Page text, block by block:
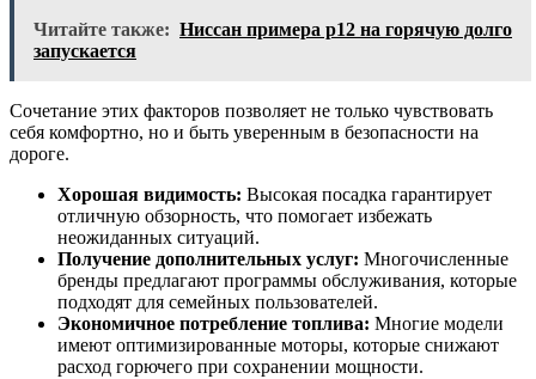
Читайте также: Ниссан примера р12 на горячую долго
запускается
Сочетание этих факторов позволяет не только чувствовать
себя комфортно, но и быть уверенным в безопасности на
дороге.
Хорошая видимость: Высокая посадка гарантирует
отличную обзорность, что помогает избежать
неожиданных ситуаций.
Получение дополнительных услуг: Многочисленные
бренды предлагают программы обслуживания, которые
подходят для семейных пользователей.
Экономичное потребление топлива: Многие модели
имеют оптимизированные моторы, которые снижают
расход горючего при сохранении мощности.